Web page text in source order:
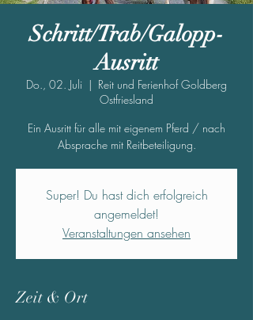
Schritt/Trab/Galopp-
Ausritt
Do., 02. Juli
  |
Reit und Ferienhof Goldberg
Ostfriesland
Ein Ausritt für alle mit eigenem Pferd / nach
Absprache mit Reitbeteiligung.
Super! Du hast dich erfolgreich
angemeldet!
Veranstaltungen ansehen
Zeit & Ort